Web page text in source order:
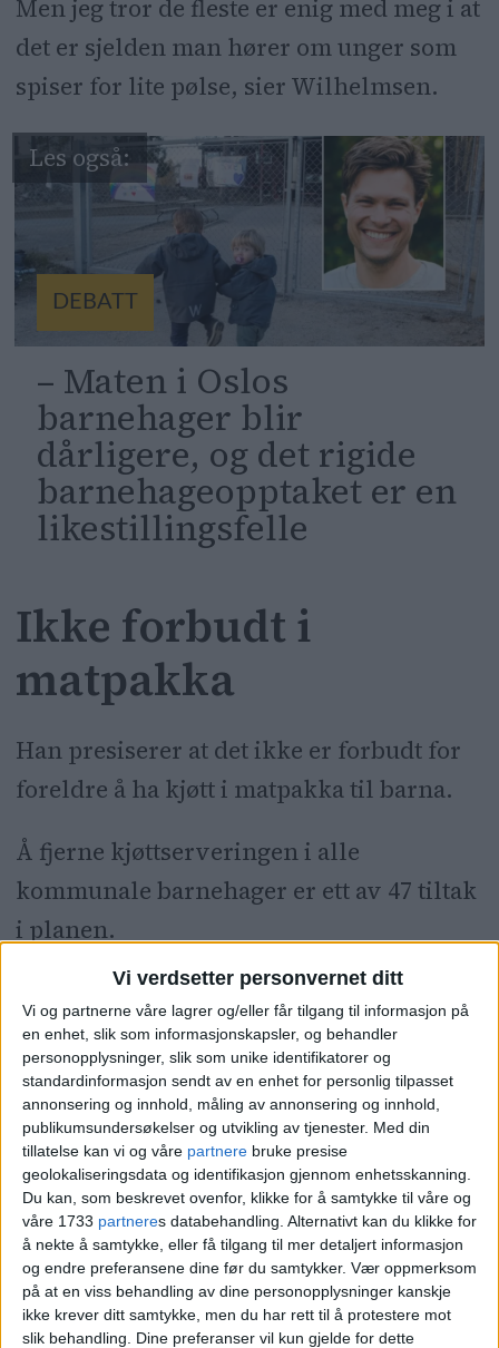
Vi verdsetter personvernet ditt
Vi og partnerne våre lagrer og/eller får tilgang til informasjon på
en enhet, slik som informasjonskapsler, og behandler
personopplysninger, slik som unike identifikatorer og
standardinformasjon sendt av en enhet for personlig tilpasset
annonsering og innhold, måling av annonsering og innhold,
publikumsundersøkelser og utvikling av tjenester. Med din
tillatelse kan vi og våre partnere bruke presise
geolokaliseringsdata og identifikasjon gjennom enhetsskanning.
Du kan, som beskrevet ovenfor, klikke for å samtykke til våre og
våre 1733 partneres databehandling. Alternativt kan du klikke for
å nekte å samtykke, eller få tilgang til mer detaljert informasjon
og endre preferansene dine før du samtykker. Vær oppmerksom
på at en viss behandling av dine personopplysninger kanskje
ikke krever ditt samtykke, men du har rett til å protestere mot
slik behandling. Dine preferanser vil kun gjelde for dette
Men jeg tror de fleste er enig med meg i at
det er sjelden man hører om unger som
spiser for lite pølse, sier Wilhelmsen.
DEBATT
– Maten i Oslos
barnehager blir
dårligere, og det rigide
barnehageopptaket er en
likestillingsfelle
Ikke forbudt i
matpakka
Han presiserer at det ikke er forbudt for
foreldre å ha kjøtt i matpakka til barna.
Å fjerne kjøttserveringen i alle
kommunale barnehager er ett av 47 tiltak
i planen.
Å innføre minst tre kjøttfrie dager i alle
kommunens kantiner og gratis, kjøttfritt
måltid hver dag på alle ungdomsskoler
fra 2023, er blant de andre tiltakene.
Tiltakene mot kjøtt gjelder ikke på
sykehjem.
HøyresHassan Nawazer kritisk til at det
innføres et forbud, og sier at de er for
valgfrihet i kostholdet. Han vil likevel